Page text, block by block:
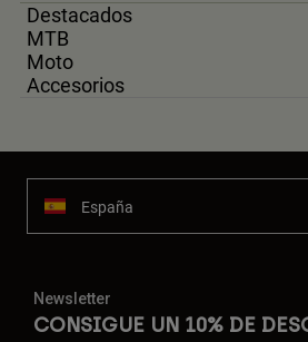
Destacados
MTB
Moto
Accesorios
España
Newsletter
CONSIGUE UN 10% DE